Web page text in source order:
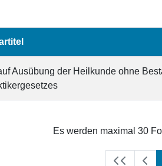
Ausübung der Heilkunde ohne
Es werden maximal 30